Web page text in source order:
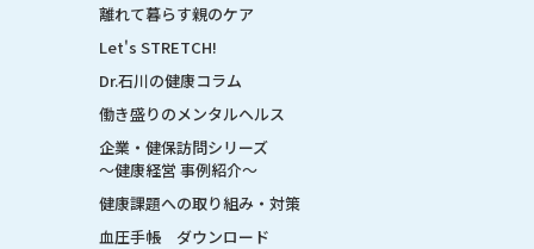
離れて暮らす親のケア
Let's STRETCH!
Dr.石川の健康コラム
働き盛りのメンタルヘルス
企業・健保訪問シリーズ
～健康経営 事例紹介～
健康課題への取り組み・対策
血圧手帳 ダウンロード